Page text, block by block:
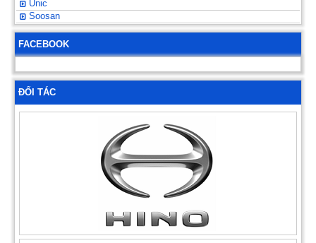
Unic
Soosan
FACEBOOK
ĐỐI TÁC